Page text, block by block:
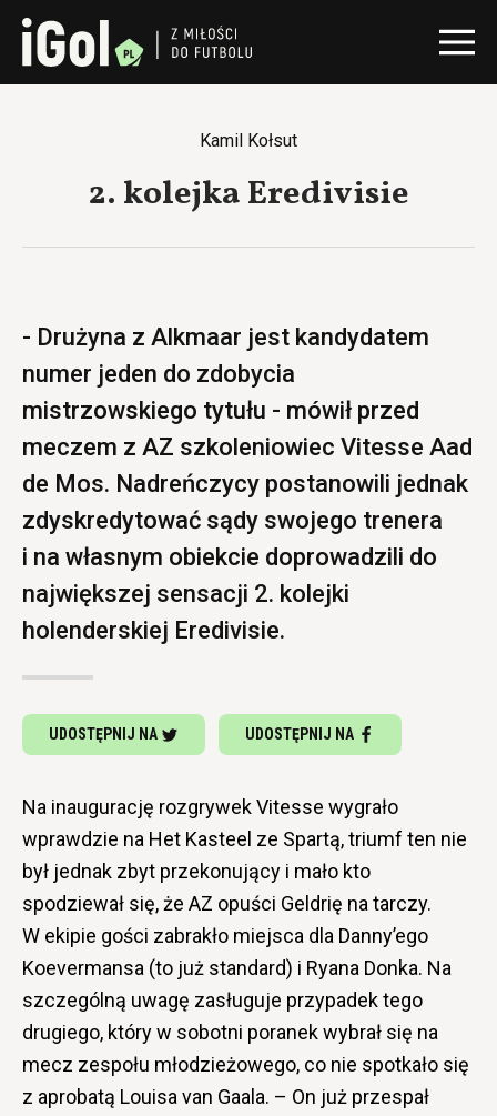
Kamil Kołsut
2. kolejka Eredivisie
- Drużyna z Alkmaar jest kandydatem
numer jeden do zdobycia
mistrzowskiego tytułu - mówił przed
meczem z AZ szkoleniowiec Vitesse Aad
de Mos. Nadreńczycy postanowili jednak
zdyskredytować sądy swojego trenera
i na własnym obiekcie doprowadzili do
największej sensacji 2. kolejki
holenderskiej Eredivisie.
UDOSTĘPNIJ NA UDOSTĘPNIJ NA
Na inaugurację rozgrywek Vitesse wygrało
wprawdzie na Het Kasteel ze Spartą, triumf ten nie
był jednak zbyt przekonujący i mało kto
spodziewał się, że AZ opuści Geldrię na tarczy.
W ekipie gości zabrakło miejsca dla Danny’ego
Koevermansa (to już standard) i Ryana Donka. Na
szczególną uwagę zasługuje przypadek tego
drugiego, który w sobotni poranek wybrał się na
mecz zespołu młodzieżowego, co nie spotkało się
z aprobatą Louisa van Gaala. – On już przespał